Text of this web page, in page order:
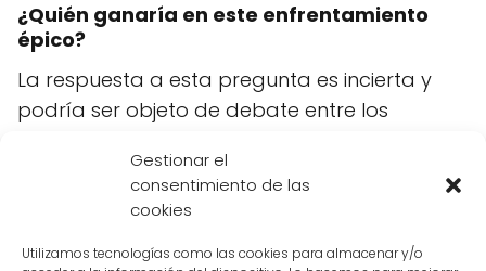
Gestionar el
consentimiento de las
cookies
Utilizamos tecnologías como las cookies para almacenar y/o
¿Quién ganaría en este enfrentamiento
épico?
La respuesta a esta pregunta es incierta y
podría ser objeto de debate entre los
habilidades y fortalezas impresionantes, pero
también tienen debilidades que podrían ser
instancia, el resultado de esta batalla épica